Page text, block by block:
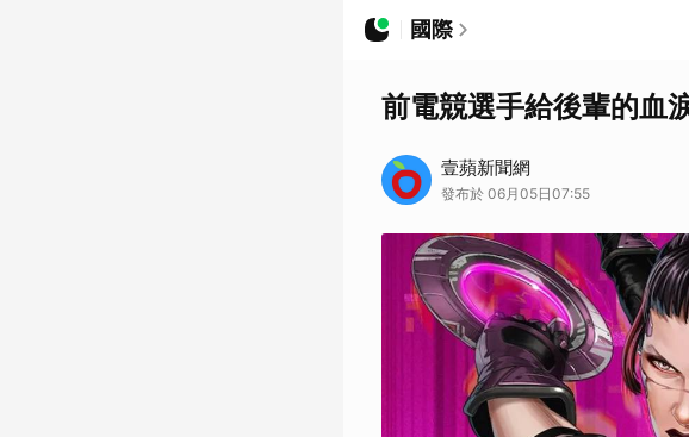
國際
前電競選手給後輩的血
壹蘋新聞網
發布於 06月05日07:55